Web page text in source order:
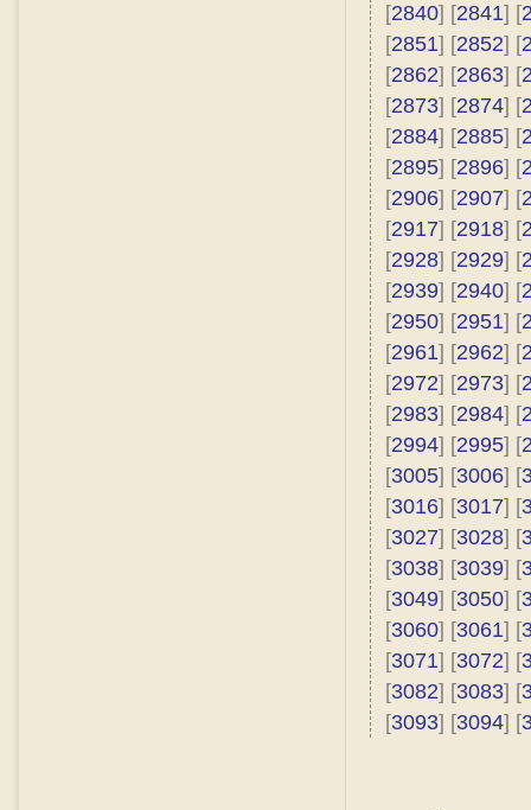
[2840] [2841] [
[2851] [2852] [
[2862] [2863] [
[2873] [2874] [
[2884] [2885] [
[2895] [2896] [
[2906] [2907] [
[2917] [2918] [
[2928] [2929] [
[2939] [2940] [
[2950] [2951] [
[2961] [2962] [
[2972] [2973] [
[2983] [2984] [
[2994] [2995] [
[3005] [3006] [
[3016] [3017] [
[3027] [3028] [
[3038] [3039] [
[3049] [3050] [
[3060] [3061] [
[3071] [3072] [
[3082] [3083] [
[3093] [3094] [